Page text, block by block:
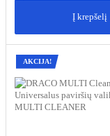
Į krepšelį
AKCIJA!